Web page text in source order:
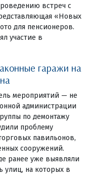
встреч с
«Новых
для пенсионеров.
участие в
гаражи на
мероприятий — не
администрации
по демонтажу
проблему
павильонов,
сооружений.
ранее уже выявляли
улиц, на которых в